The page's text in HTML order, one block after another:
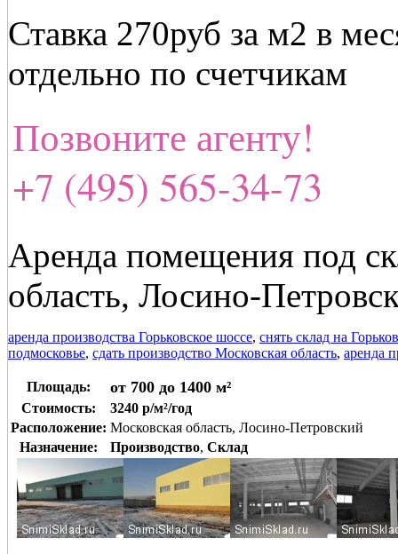
Ставка 270руб за м2 в
отдельно по счетчикам
Позвоните агенту!
+7 (495) 565-34-73
Аренда помещения под
область, Лосино-
аренда производства Горьковское шоссе, снять склад на
подмосковье, сдать производство Московская область, аренда
Площадь: от 700 до 1400 м²
Стоимость:
3240 р/м²/год
Расположение: Московская область, Лосино-Петровский
Назначение:
Производство, Склад